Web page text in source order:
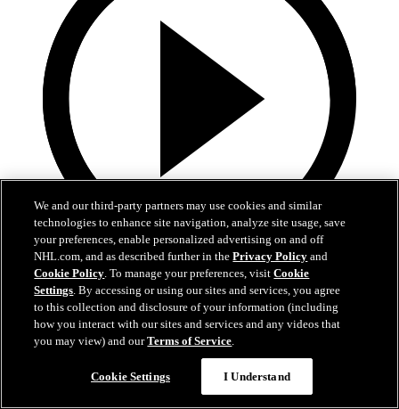
5:00
Kooste: COL-MIN 4-3 je.
Kooste Avalanchen ja Wildin viidennestä playoff-ottelusta
We and our third-party partners may use cookies and similar
technologies to enhance site navigation, analyze site usage, save
your preferences, enable personalized advertising on and off
NHL.com, and as described further in thePrivacy Policy and
Cookie Policy. To manage your preferences, visitCookie
Settings. By accessing or using our sites and services, you agree
to this collection and disclosure of your information (including
how you interact with our sites and services and any videos that
you may view) and ourTerms of Service.
Cookie Settings I Understand